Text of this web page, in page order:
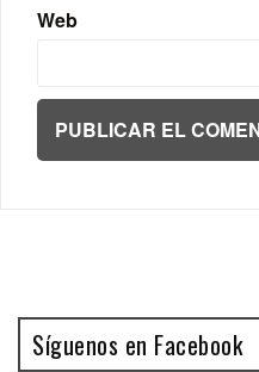
Web
Síguenos en Facebook